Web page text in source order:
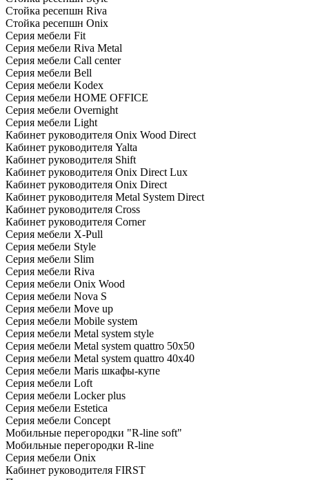
Стойка ресепшн Riva
Стойка ресепшн Onix
Серия мебели Fit
Серия мебели Riva Metal
Серия мебели Call center
Серия мебели Bell
Серия мебели Kodex
Серия мебели HOME OFFICE
Серия мебели Overnight
Серия мебели Light
Кабинет руководителя Onix Wood Direct
Кабинет руководителя Yalta
Кабинет руководителя Shift
Кабинет руководителя Onix Direct Lux
Кабинет руководителя Onix Direct
Кабинет руководителя Metal System Direct
Кабинет руководителя Cross
Кабинет руководителя Corner
Серия мебели X-Pull
Серия мебели Style
Серия мебели Slim
Серия мебели Riva
Серия мебели Onix Wood
Серия мебели Nova S
Серия мебели Move up
Серия мебели Mobile system
Серия мебели Metal system style
Серия мебели Metal system quattro 50x50
Серия мебели Metal system quattro 40x40
Серия мебели Maris шкафы-купе
Серия мебели Loft
Серия мебели Locker plus
Серия мебели Estetica
Серия мебели Concept
Мобильные перегородки "R-line soft"
Мобильные перегородки R-line
Серия мебели Onix
Кабинет руководителя FIRST